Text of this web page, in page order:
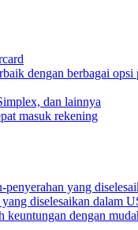
dengan berbagai
dan lainnya
masuk rekening
penyerahan yang
diselesaikan dalam
keuntungan dengan